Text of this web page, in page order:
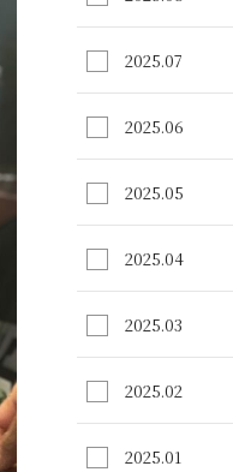
2025.07
2025.06
2025.05
2025.04
2025.03
2025.02
2025.01